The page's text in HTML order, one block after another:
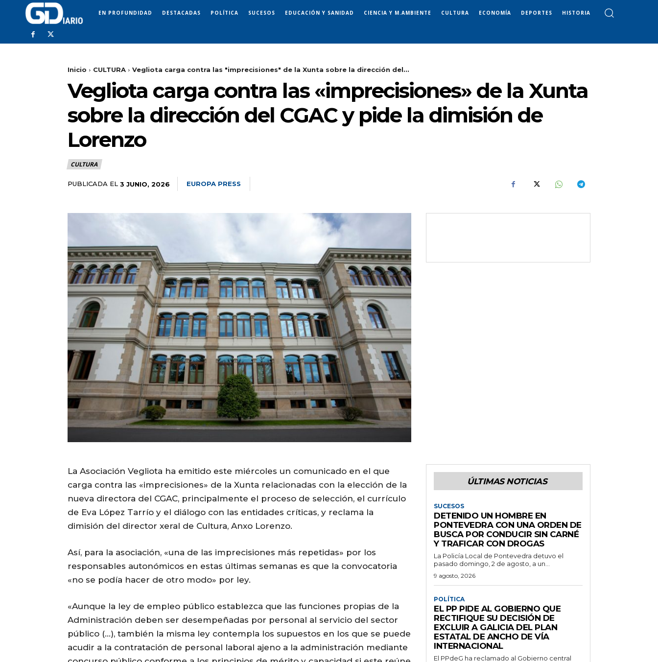
EN PROFUNDIDAD DESTACADAS POLÍTICA SUCESOS EDUCACIÓN Y SANIDAD CIENCIA Y M.AMBIENTE CULTURA ECONOMÍA DEPORTES HISTORIA
Inicio CULTURA Vegliota carga contra las "imprecisiones" de la Xunta sobre la dirección del...
Vegliota carga contra las «imprecisiones» de la Xunta
sobre la dirección del CGAC y pide la dimisión de
Lorenzo
CULTURA
PUBLICADA EL 3 JUNIO, 2026 EUROPA PRESS
La Asociación Vegliota ha emitido este miércoles un comunicado en el que
carga contra las «imprecisiones» de la Xunta relacionadas con la elección de la
nueva directora del CGAC, principalmente el proceso de selección, el currículo
de Eva López Tarrío y el diálogo con las entidades críticas, y reclama la
dimisión del director xeral de Cultura, Anxo Lorenzo.
Así, para la asociación, «una de las imprecisiones más repetidas» por los
responsables autonómicos en estas últimas semanas es que la convocatoria
«no se podía hacer de otro modo» por ley.
«Aunque la ley de empleo público establezca que las funciones propias de la
Administración deben ser desempeñadas por personal al servicio del sector
público (…), también la misma ley contempla los supuestos en los que se puede
acudir a la contratación de personal laboral ajeno a la administración mediante
ÚLTIMAS NOTICIAS
SUCESOS
DETENIDO UN HOMBRE EN
PONTEVEDRA CON UNA ORDEN DE
BUSCA POR CONDUCIR SIN CARNÉ
Y TRAFICAR CON DROGAS
La Policía Local de Pontevedra detuvo el
pasado domingo, 2 de agosto, a un...
9 agosto, 2026
POLÍTICA
EL PP PIDE AL GOBIERNO QUE
RECTIFIQUE SU DECISIÓN DE
EXCLUIR A GALICIA DEL PLAN
ESTATAL DE ANCHO DE VÍA
INTERNACIONAL
El PPdeG ha reclamado al Gobierno central